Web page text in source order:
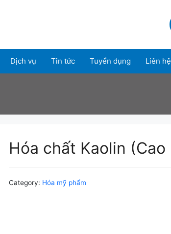
Dịch vụ Tin tức Tuyển dụng Liên hệ
Hóa chất Kaolin (Cao
Category: Hóa mỹ phẩm